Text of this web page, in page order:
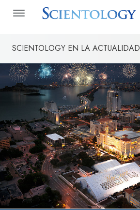
SCIENTOLOGY EN LA ACTUALIDAD